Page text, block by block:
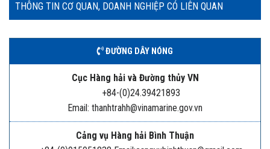
THÔNG TIN CƠ QUAN, DOANH NGHIỆP CÓ LIÊN QUAN
ĐƯỜNG DÂY NÓNG
Cục Hàng hải và Đường thủy VN
+84-(0)24.39421893
Email: thanhtrahh@vinamarine.gov.vn
Cảng vụ Hàng hải Bình Thuận